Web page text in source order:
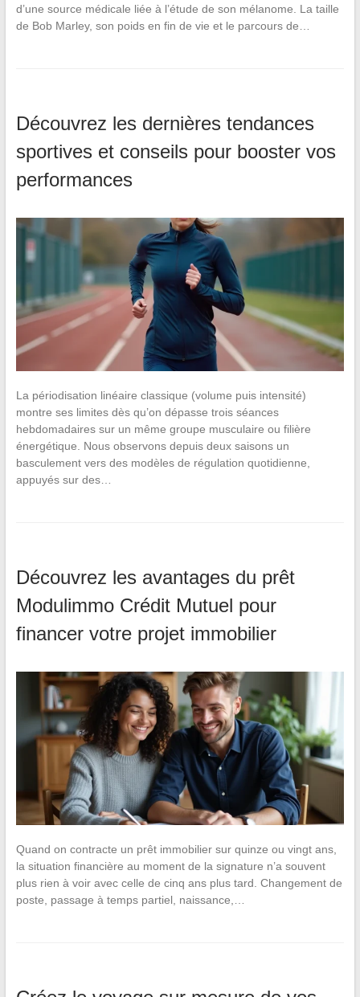
d’une source médicale liée à l’étude de son mélanome. La taille
de Bob Marley, son poids en fin de vie et le parcours de…
Découvrez les dernières tendances
sportives et conseils pour booster vos
performances
La périodisation linéaire classique (volume puis intensité)
montre ses limites dès qu’on dépasse trois séances
hebdomadaires sur un même groupe musculaire ou filière
énergétique. Nous observons depuis deux saisons un
basculement vers des modèles de régulation quotidienne,
appuyés sur des…
Découvrez les avantages du prêt
Modulimmo Crédit Mutuel pour
financer votre projet immobilier
Quand on contracte un prêt immobilier sur quinze ou vingt ans,
la situation financière au moment de la signature n’a souvent
plus rien à voir avec celle de cinq ans plus tard. Changement de
poste, passage à temps partiel, naissance,…